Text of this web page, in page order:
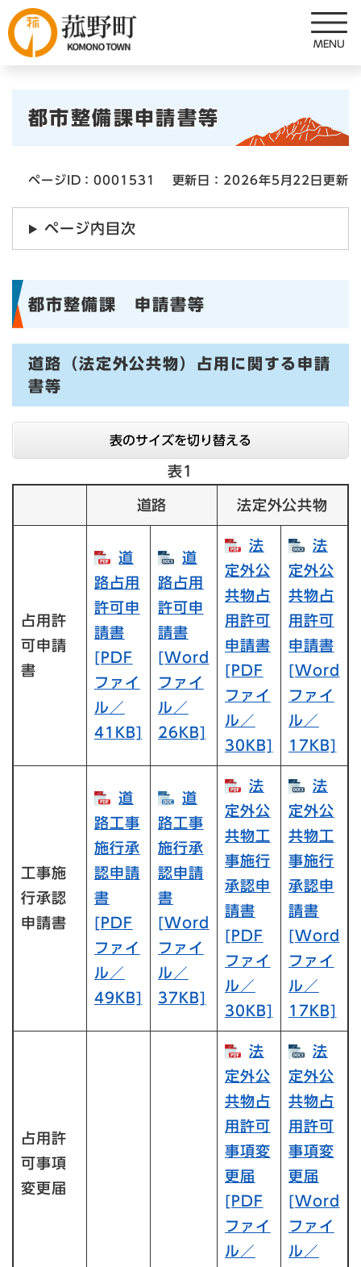
ー
ジ
都市整備課申請書等
ページID：0001531 更新日：2026年5月22日更新
ページ内目次
都市整備課 申請書等
道路（法定外公共物）占用に関する申請
書等
表のサイズを切り替える
表1
道路 法定外公共物
占用許
可申請
書
道
路占用
許可申
請書
[PDF
ファイ
ル／
41KB]
道
路占用
許可申
請書
[Word
ファイ
ル／
26KB]
法
定外公
共物占
用許可
申請書
[PDF
ファイ
ル／
30KB]
法
定外公
共物占
用許可
申請書
[Word
ファイ
ル／
17KB]
工事施
行承認
申請書
道
路工事
施行承
認申請
書
[PDF
ファイ
ル／
49KB]
道
路工事
施行承
認申請
書
[Word
ファイ
ル／
37KB]
法
定外公
共物工
事施行
承認申
請書
[PDF
ファイ
ル／
30KB]
法
定外公
共物工
事施行
承認申
請書
[Word
ファイ
ル／
17KB]
占用許
可事項
変更届
法
定外公
共物占
用許可
事項変
更届
[PDF
ファイ
ル／
法
定外公
共物占
用許可
事項変
更届
[Word
ファイ
ル／